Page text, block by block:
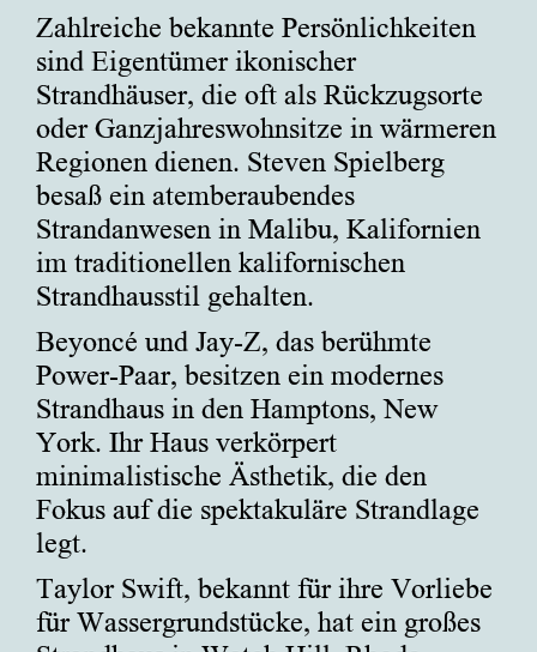
Zahlreiche bekannte Persönlichkeiten
sind Eigentümer ikonischer
Strandhäuser, die oft als Rückzugsorte
oder Ganzjahreswohnsitze in wärmeren
Regionen dienen. Steven Spielberg
besaß ein atemberaubendes
Strandanwesen in Malibu, Kalifornien
im traditionellen kalifornischen
Strandhausstil gehalten.
Beyoncé und Jay-Z, das berühmte
Power-Paar, besitzen ein modernes
Strandhaus in den Hamptons, New
York. Ihr Haus verkörpert
minimalistische Ästhetik, die den
Fokus auf die spektakuläre Strandlage
legt.
Taylor Swift, bekannt für ihre Vorliebe
für Wassergrundstücke, hat ein großes